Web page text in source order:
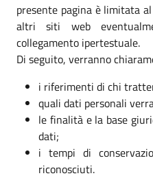
presente pagina è limitata
altri siti web
collegamento ipertestuale.
Di seguito, verranno
i riferimenti di chi
quali dati personali
le finalità e la base
dati;
i tempi di
riconosciuti.